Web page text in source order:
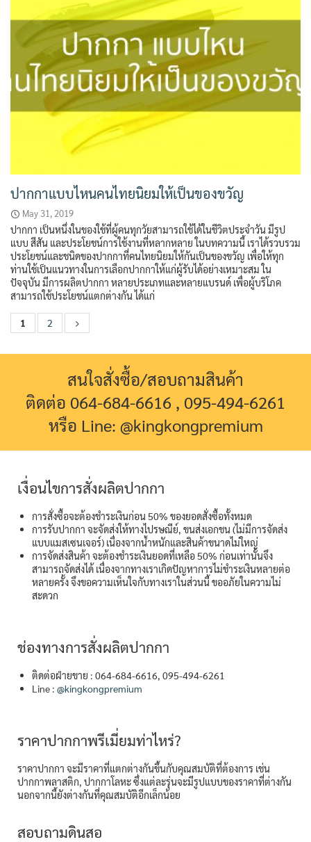
ปากกาแบบไหนคนไทยนิยมให้เป็นของขวัญ
May 31, 2019
ปากกา เป็นหนึ่งในของใช้ที่ผู้คนทุกวัยสามารถใช้ได้ในชีวิตประจำวัน มีรูป
แบบ สีสัน และประโยชน์การใช้งานที่หลากหลาย ในบทความนี้ เราได้รวบรวม
ประโยชน์และชนิดของปากกาที่คนไทยนิยมให้กันเป็นของขวัญ เพื่อให้ทุก
ท่านใช้เป็นแนวทางในการเลือกปากกาให้แก่ผู้รับได้อย่างเหมาะสม ใน
ปัจจุบัน มีการผลิตปากกา หลายประเภทและหลายแบรนด์ เพื่อผู้บริโภค
สามารถใช้ประโยชน์แตกต่างกัน ได้แก่
1 2
สนใจสั่งซื้อ/สอบถามสินค้า
ติดต่อ 064-684-6616 , 095-494-6261
หรือ Line: @kingkongpremium
เงื่อนไขการสั่งผลิตปากกา
การสั่งซื้อจะต้องชำระเงินก่อน 50% ของยอดสั่งซื้อทั้งหมด
การรับปากกา จะจัดส่งให้ทางไปรษณีย์, ขนส่งเอกชน (ไม่มีการจัดส่ง
แบบแมสเซนเจอร์) เนื่องจากน้ำหนักและสินค้าขนาดไม่ใหญ่
การจัดส่งสินค้า จะต้องชำระเงินยอดที่เหลือ 50% ก่อนเท่านั้นจึง
สามารถจัดส่งได้ เนื่องจากทางเราเกิดปัญหาการไม่ชำระเงินหลายต่อ
หลายครั้ง จึงขอความเห็นใจกับทางเราในส่วนนี้ ขออภัยในความไม่
สะดวก
ช่องทางการสั่งผลิตปากกา
ติดต่อฝ่ายขาย : 064-684-6616, 095-494-6261
Line : @kingkongpremium
ราคาปากกาพรีเมี่ยมท่าไหร่?
ราคาปากกา จะมีราคาที่แตกต่างกันขึ้นกับคุณสมบัติที่ต้องการ เช่น
ปากกาพลาสติก, ปากกาโลหะ ซึ่งแต่ละรุ่นจะมีรูปแบบของราคาที่ต่างกัน
นอกจากนี้ยังต่างกันที่คุณสมบัติอีกเล็กน้อย
สอบถามดินสอ